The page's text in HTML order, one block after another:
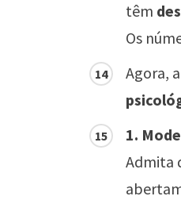
têm
Os
Agora,
1.
Admita